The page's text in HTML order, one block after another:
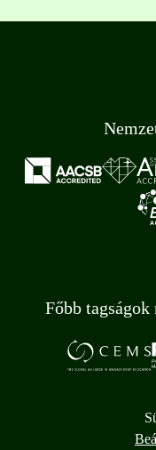
Főbb